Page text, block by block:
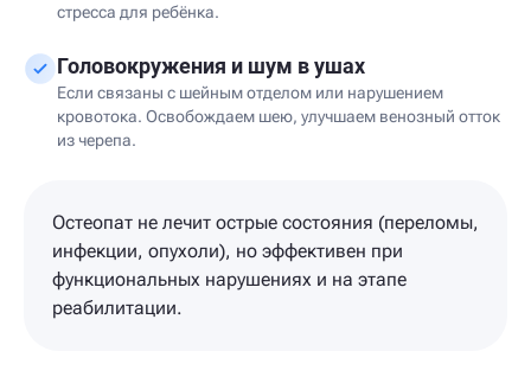
стресса для ребёнка.
Головокружения и шум в ушах
Если связаны с шейным отделом или нарушением
кровотока. Освобождаем шею, улучшаем венозный отток
из черепа.
Остеопат не лечит острые состояния (переломы,
инфекции, опухоли), но эффективен при
функциональных нарушениях и на этапе
реабилитации.